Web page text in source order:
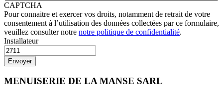
CAPTCHA
Pour connaitre et exercer vos droits, notamment de retrait de votre
consentement à l’utilisation des données collectées par ce formulaire,
veuillez consulter notre notre politique de confidentialité.
Installateur
MENUISERIE DE LA MANSE SARL